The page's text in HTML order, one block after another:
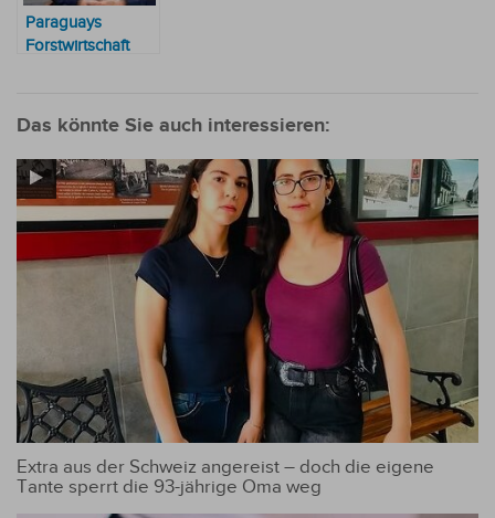
Paraguays
Forstwirtschaft
Kooperation einen
Sprung nach
vorne an
Das könnte Sie auch interessieren:
Extra aus der Schweiz angereist – doch die eigene
Tante sperrt die 93-jährige Oma weg